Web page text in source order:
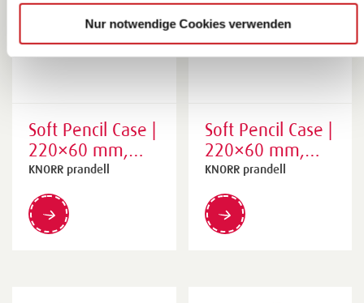
Nur notwendige Cookies verwenden
Soft Pencil Case |
220×60 mm,
natural
KNORR prandell
Soft Pencil Case |
220×60 mm,
natural
KNORR prandell